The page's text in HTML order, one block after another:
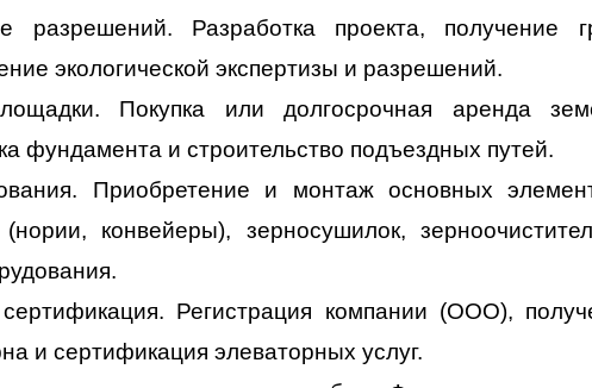
разрешений. Разработка проекта, получение
экологической экспертизы и разрешений.
Покупка или долгосрочная аренда
фундамента и строительство подъездных путей.
Приобретение и монтаж основных
конвейеры), зерносушилок,
Регистрация компании (ООО),
и сертификация элеваторных услуг.